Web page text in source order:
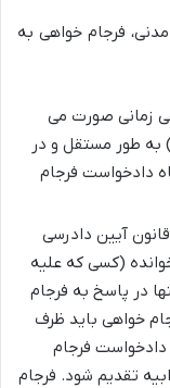
فرجام خواهی به
زمانی صورت می
به طور مستقل و در
دادخواست فرجام
بر اساس ماده ۴۱۳ قانون آیین دادرسی
(کسی که علیه
در پاسخ به فرجام
خواهی باید ظرف
فرجام
تقدیم شود. فرجام